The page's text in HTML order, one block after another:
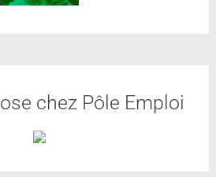
chez Pôle Emploi